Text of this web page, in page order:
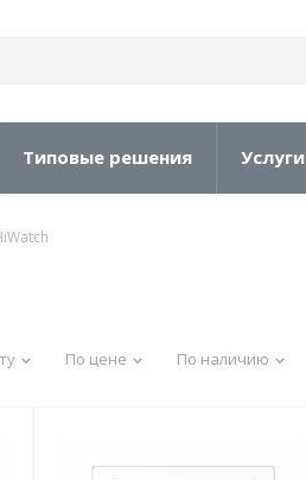
Типовые решения Услуги
По цене По наличию